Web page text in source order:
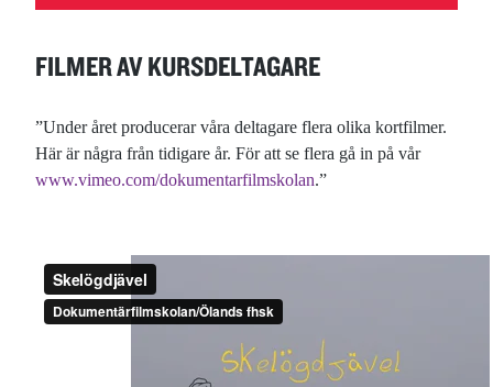
FILMER AV KURSDELTAGARE
”Under året producerar våra deltagare flera olika kortfilmer.
Här är några från tidigare år. För att se flera gå in på vår
www.vimeo.com/dokumentarfilmskolan.”